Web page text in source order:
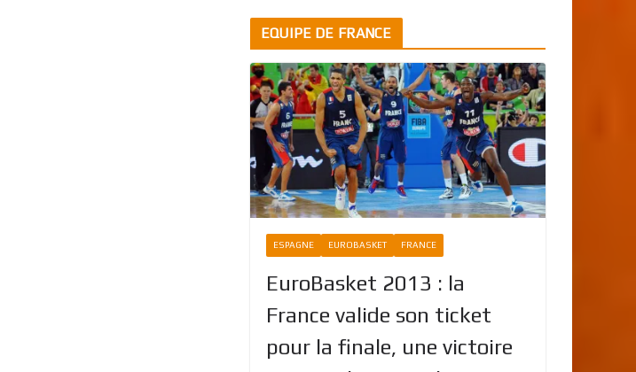
EQUIPE DE FRANCE
ESPAGNE EUROBASKET FRANCE
EuroBasket 2013 : la
France valide son ticket
pour la finale, une victoire